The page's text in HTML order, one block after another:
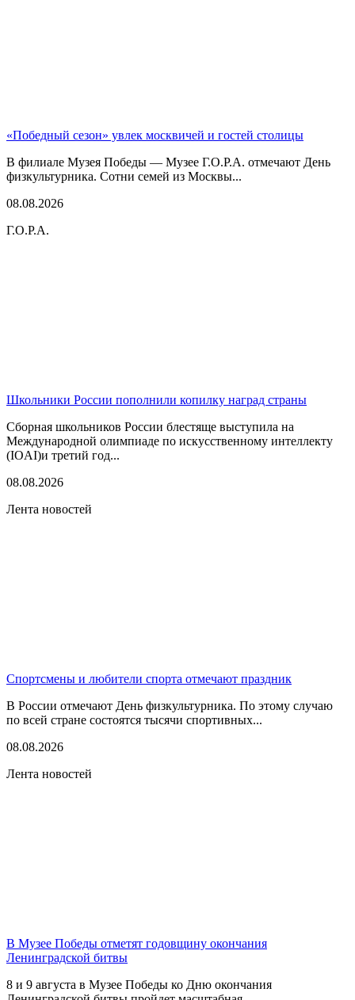
«Победный сезон» увлек москвичей и гостей столицы
В филиале Музея Победы — Музее Г.О.Р.А. отмечают День
физкультурника. Сотни семей из Москвы...
08.08.2026
Г.О.Р.А.
Школьники России пополнили копилку наград страны
Сборная школьников России блестяще выступила на
Международной олимпиаде по искусственному интеллекту
(IOAI)и третий год...
08.08.2026
Лента новостей
Спортсмены и любители спорта отмечают праздник
В России отмечают День физкультурника. По этому случаю
по всей стране состоятся тысячи спортивных...
08.08.2026
Лента новостей
В Музее Победы отметят годовщину окончания
Ленинградской битвы
8 и 9 августа в Музее Победы ко Дню окончания